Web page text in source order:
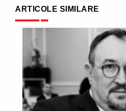
ARTICOLE SIMILARE